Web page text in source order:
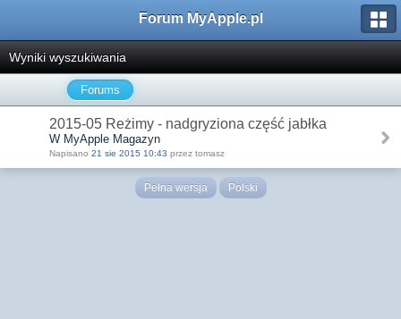
Forum MyApple.pl
Wyniki wyszukiwania
Forums
2015-05 Reżimy - nadgryziona część jabłka
W MyApple Magazyn
Napisano 21 sie 2015 10:43 przez tomasz
Pełna wersja Polski